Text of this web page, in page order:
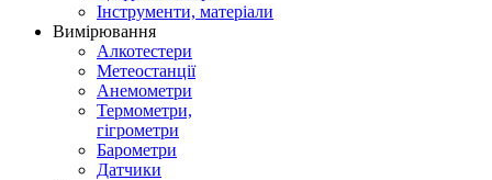
Інструменти, матеріали
Вимірювання
Алкотестери
Метеостанції
Анемометри
Термометри,
гігрометри
Барометри
Датчики